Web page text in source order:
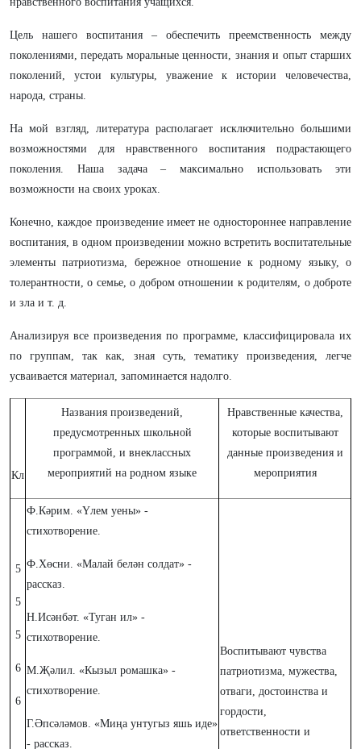
Цель нашего воспитания – обеспечить преемственность между
поколениями, передать моральные ценности, знания и опыт старших
поколений, устои культуры, уважение к истории человечества,
народа, страны.
На мой взгляд, литература располагает исключительно большими
возможностями для нравственного воспитания подрастающего
поколения. Наша задача – максимально использовать эти
возможности на своих уроках.
Конечно, каждое произведение имеет не одностороннее направление
воспитания, в одном произведении можно встретить воспитательные
элементы патриотизма, бережное отношение к родному языку, о
толерантности, о семье, о добром отношении к родителям, о доброте
и зла и т. д.
Анализируя все произведения по программе, классифицировала их
по группам, так как, зная суть, тематику произведения, легче
усваивается материал, запоминается надолго.
Кл
Названия произведений,
предусмотренных школьной
программой, и внеклассных
мероприятий на родном языке
Нравственные качества,
которые воспитывают
данные произведения и
мероприятия
5
5
5
6
6
Ф.Кәрим. «Үлем уены» -
стихотворение.
Ф.Хөсни. «Малай белән солдат» -
рассказ.
Н.Исәнбәт. «Туган ил» -
стихотворение.
М.Җәлил. «Кызыл ромашка» -
стихотворение.
Г.Әпсәләмов. «Миңа унтугыз яшь иде»
- рассказ.
Воспитывают чувства
патриотизма, мужества,
отваги, достоинства и
гордости,
ответственности и